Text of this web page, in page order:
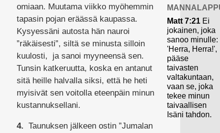
omiaan. Muutama viikko myöhemmin
tapasin pojan eräässä kaupassa.
Kysyessäni autosta hän nauroi
”räkäisesti”, siltä se minusta silloin
kuulosti, ja sanoi myyneensä sen.
Tunsin katkeruutta, koska en antanut
sitä heille halvalla siksi, että he heti
myisivät sen voitolla eteenpäin minun
kustannuksellani.
4. Taunuksen jälkeen ostin ”Jumalan
Matt 7:21 Ei
jokainen, joka
sanoo minulle:
'Herra, Herra!',
pääse
taivasten
valtakuntaan,
vaan se, joka
tekee minun
taivaallisen
Isäni tahdon.